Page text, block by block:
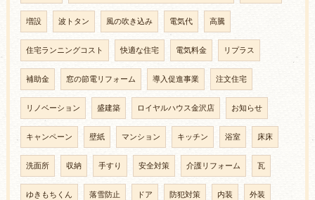
増設 波トタン 風の吹き込み 電気代 高騰
住宅ランニングコスト 快適な住宅 電気料金 リプラス
補助金 窓の節電リフォーム 導入促進事業 注文住宅
リノベーション 盛建築 ロイヤルハウス金沢店 お知らせ
キャンペーン 壁紙 マンション キッチン 浴室 床床
洗面所 収納 手すり 安全対策 介護リフォーム 瓦
ゆきもちくん 落雪防止 ドア 防犯対策 内装 外装